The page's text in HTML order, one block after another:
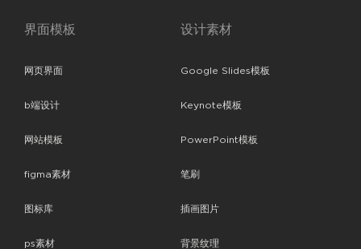
界面模板
网页界面
b端设计
网站模板
figma素材
图标库
ps素材
设计素材
Google Slides模板
Keynote模板
PowerPoint模板
笔刷
插画图片
背景纹理